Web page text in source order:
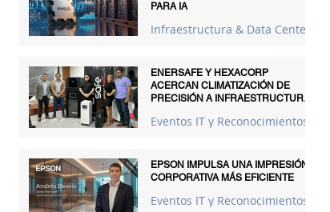
PARA IA
Infraestructura & Data Centers
ENERSAFE Y HEXACORP
ACERCAN CLIMATIZACIÓN DE
PRECISIÓN A INFRAESTRUCTURAS
Eventos IT y Reconocimientos
EPSON IMPULSA UNA IMPRESIÓN
CORPORATIVA MÁS EFICIENTE
Eventos IT y Reconocimientos